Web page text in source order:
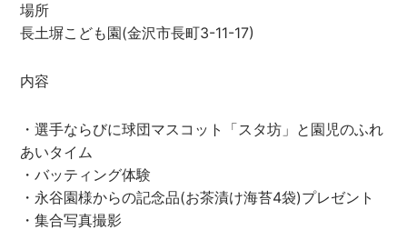
場所
長土塀こども園(金沢市長町3-11-17)
内容
・選手ならびに球団マスコット「スタ坊」と園児のふれ
あいタイム
・バッティング体験
・永谷園様からの記念品(お茶漬け海苔4袋)プレゼント
・集合写真撮影